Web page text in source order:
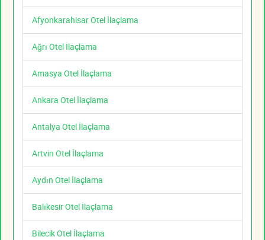
Afyonkarahisar Otel İlaçlama
Ağrı Otel İlaçlama
Amasya Otel İlaçlama
Ankara Otel İlaçlama
Antalya Otel İlaçlama
Artvin Otel İlaçlama
Aydın Otel İlaçlama
Balıkesir Otel İlaçlama
Bilecik Otel İlaçlama